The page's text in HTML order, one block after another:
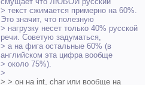
> текст сжимается примерно на 60%.
Это значит, что полезную
> нагрузку несет только 40% русской
речи. Советую задуматься,
> а на фига остальные 60% (в
английском эта цифра вообще
> около 75%).
>
> > он на int, char или вообще на